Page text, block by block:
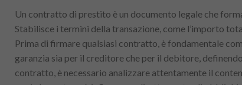
Un contratto di prestito è un documento legale che
Stabilisce i termini della transazione, come l’importo
Prima di firmare qualsiasi contratto, è fondamentale
garanzia sia per il creditore che per il debitore,
contratto, è necessario analizzare attentamente il